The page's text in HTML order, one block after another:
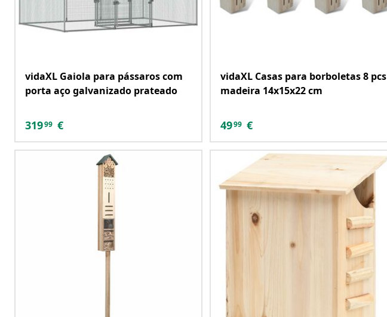
vidaXL Gaiola para pássaros com
porta aço galvanizado prateado
31999 €
vidaXL Casas para borboletas 8 pcs
madeira 14x15x22 cm
4999 €